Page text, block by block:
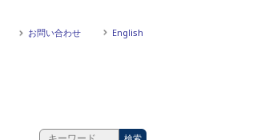
お問い合わせ English